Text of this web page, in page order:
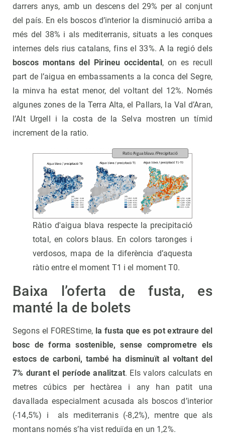
darrers anys, amb un descens del 29% per al conjunt
del país. En els boscos d’interior la disminució arriba a
més del 38% i als mediterranis, situats a les conques
internes dels rius catalans, fins el 33%. A la regió dels
boscos montans del Pirineu occidental, on es recull
part de l’aigua en embassaments a la conca del Segre,
la minva ha estat menor, del voltant del 12%. Només
algunes zones de la Terra Alta, el Pallars, la Val d’Aran,
l’Alt Urgell i la costa de la Selva mostren un tímid
increment de la ratio.
Ràtio d'aigua blava respecte la precipitació
total, en colors blaus. En colors taronges i
verdosos, mapa de la diferència d’aquesta
ràtio entre el moment T1 i el moment T0.
Baixa l’oferta de fusta, es
manté la de bolets
Segons el FOREStime, la fusta que es pot extraure del
bosc de forma sostenible, sense comprometre els
estocs de carboni, també ha disminuït al voltant del
7% durant el període analitzat. Els valors calculats en
metres cúbics per hectàrea i any han patit una
davallada especialment acusada als boscos d’interior
(-14,5%) i als mediterranis (-8,2%), mentre que als
montans només s’ha vist reduïda en un 1,2%.